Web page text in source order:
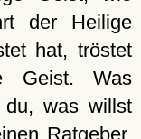
der Heilige
hat, tröstet
Geist. Was
du, was willst
Ratgeber,